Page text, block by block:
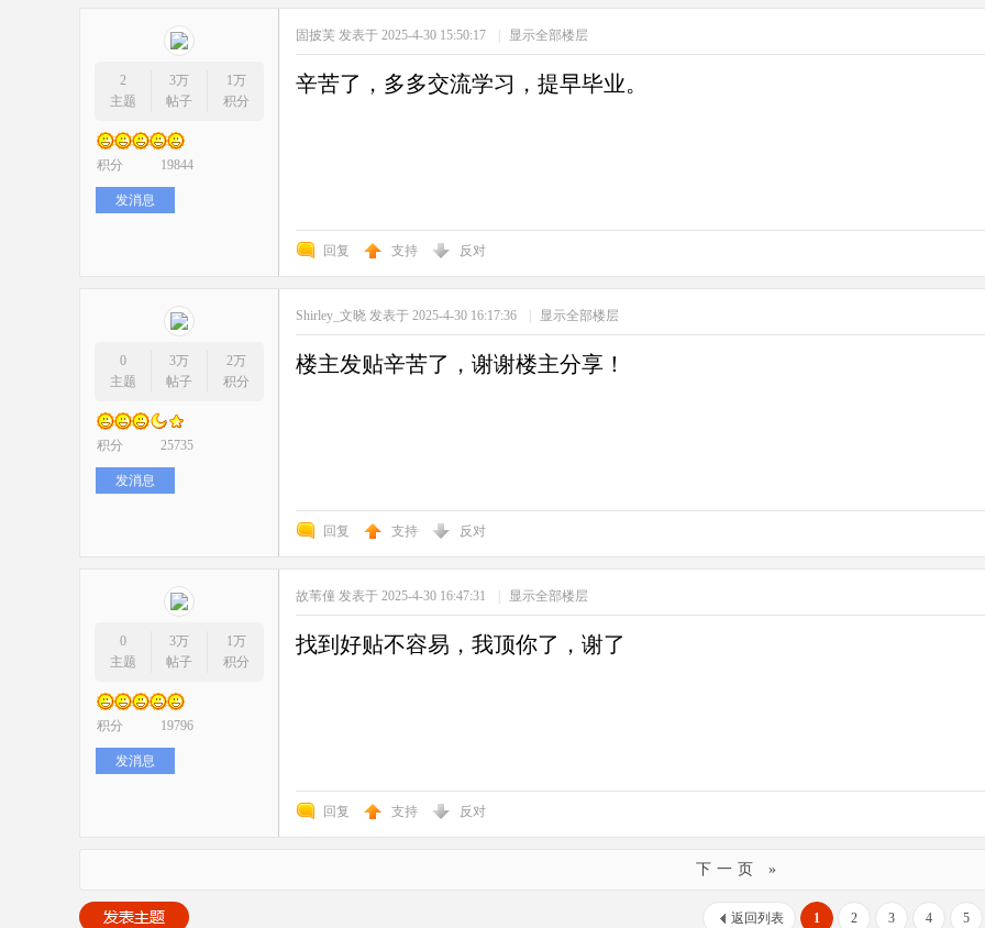
2
主题
3万
帖子
1万
积分
积分 19844
发消息
固披芙 发表于 2025-4-30 15:50:17 | 显示全部楼层
辛苦了，多多交流学习，提早毕业。
回复 支持 反对
0
主题
3万
帖子
2万
积分
积分 25735
发消息
Shirley_文晓 发表于 2025-4-30 16:17:36 | 显示全部楼层
楼主发贴辛苦了，谢谢楼主分享！
回复 支持 反对
0
主题
3万
帖子
1万
积分
积分 19796
发消息
故苇僮 发表于 2025-4-30 16:47:31 | 显示全部楼层
找到好贴不容易，我顶你了，谢了
回复 支持 反对
下一页 »
1 2 3 4 5
返回列表